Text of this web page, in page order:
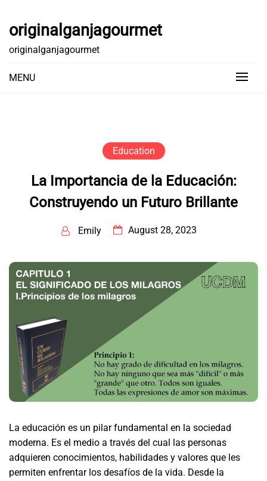
content
originalganjagourmet
originalganjagourmet
MENU
Education
La Importancia de la Educación:
Construyendo un Futuro Brillante
Emily August 28, 2023
La educación es un pilar fundamental en la sociedad
moderna. Es el medio a través del cual las personas
adquieren conocimientos, habilidades y valores que les
permiten enfrentar los desafíos de la vida. Desde la